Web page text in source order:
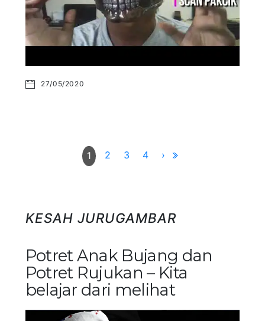
27/05/2020
1 2 3 4 ›
KESAH JURUGAMBAR
Potret Anak Bujang dan
Potret Rujukan – Kita
belajar dari melihat